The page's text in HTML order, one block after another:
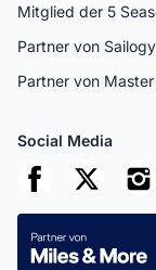
Mitglied der 5
Partner von Sailogy
Partner von
Social Media